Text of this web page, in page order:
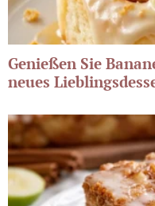
Genießen Sie
neues